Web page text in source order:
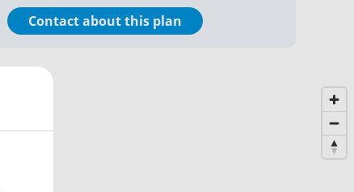
Contact about this plan